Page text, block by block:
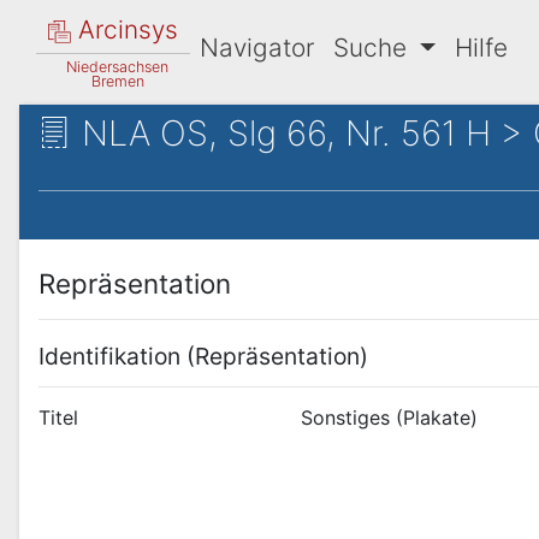
Arcinsys
Niedersachsen
Bremen
Navigator Suche Hilfe
NLA OS, Slg 66, Nr. 561 H >
Repräsentation
Identifikation (Repräsentation)
Titel Sonstiges (Plakate)